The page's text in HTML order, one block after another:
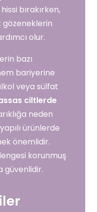
bırakırken,
olur.
bazı
bariyerine
veya sülfat
ciltlerde
neden
ürünlerde
önemlidir.
korunmuş
güvenlidir.